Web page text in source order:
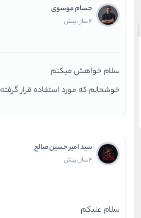
حسام موسوی
4 سال پیش
سلام خواهش میکنم
خوشحالم که مورد استفاده قرار گرفته
سید امیر حسین صالح
4 سال پیش
سلام علیکم